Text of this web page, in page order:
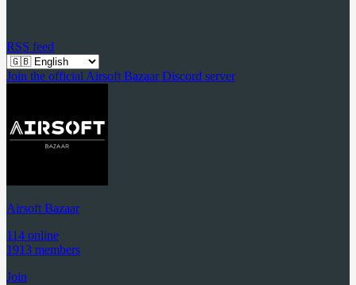
RSS feed
Join the official Airsoft Bazaar Discord server
Airsoft Bazaar
114 online
1913 members
Join